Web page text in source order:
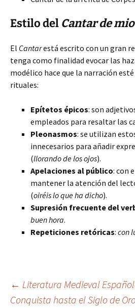
Estilo del Cantar de
El Cantarestá escrito con un gran
tenga como finalidad evocar las
modélico hace que la narración
rituales:
Epítetos épicos: son
empleados para resaltar las
Pleonasmos: se utilizan
innecesarios para añadir
(llorando de los ojos).
Apelaciones al público: con
mantener la atención del
(oiréis lo que ha dicho).
Supresión frecuente del
buen hora.
Repeticiones retóricas: con
Navegación
← Literatura Medieval
Conquista hasta el Siglo de